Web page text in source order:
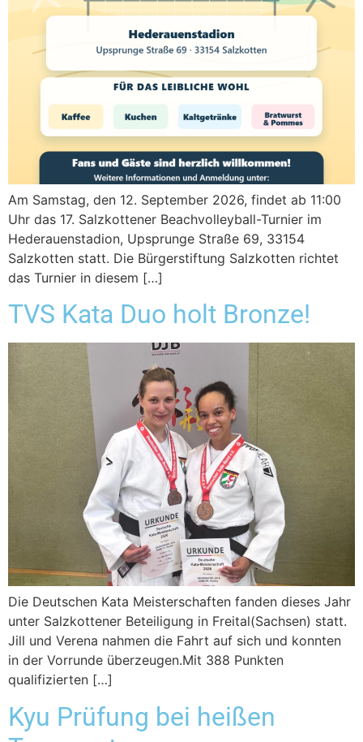
Am Samstag, den 12. September 2026, findet ab 11:00
Uhr das 17. Salzkottener Beachvolleyball-Turnier im
Hederauenstadion, Upsprunge Straße 69, 33154
Salzkotten statt. Die Bürgerstiftung Salzkotten richtet
das Turnier in diesem […]
TVS Kata Duo holt Bronze!
Die Deutschen Kata Meisterschaften fanden dieses Jahr
unter Salzkottener Beteiligung in Freital(Sachsen) statt.
Jill und Verena nahmen die Fahrt auf sich und konnten
in der Vorrunde überzeugen.Mit 388 Punkten
qualifizierten […]
Kyu Prüfung bei heißen